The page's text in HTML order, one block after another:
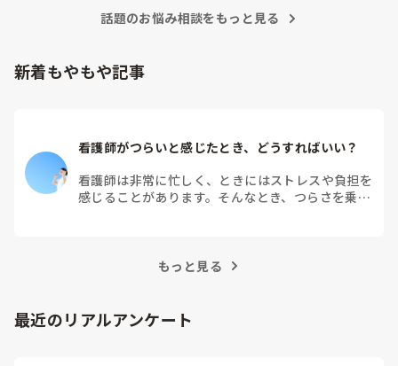
話題のお悩み相談をもっと見る
新着もやもや記事
看護師がつらいと感じたとき、どうすればいい？
看護師は非常に忙しく、ときにはストレスや負担を
感じることがあります。そんなとき、つらさを乗り
もっと見る
最近のリアルアンケート